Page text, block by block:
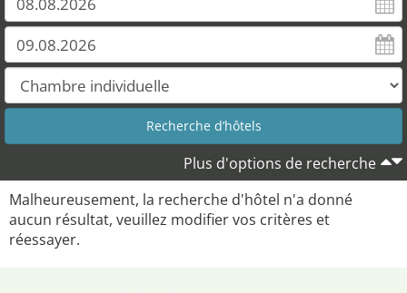
Plus d'options de recherche
Malheureusement, la recherche d'hôtel n'a donné
aucun résultat, veuillez modifier vos critères et
réessayer.